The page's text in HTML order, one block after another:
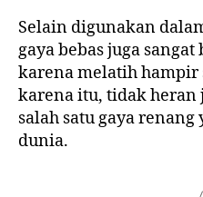
Selain digunakan
gaya bebas juga
karena melatih hampir
karena itu, tidak heran
salah satu gaya
dunia.